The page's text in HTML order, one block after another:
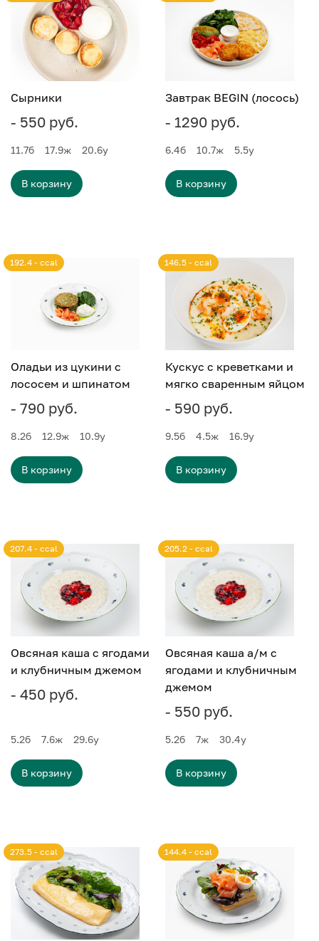
Сырники
- 550 руб.
11.7б 17.9ж 20.6у
В корзину
Завтрак BEGIN (лосось)
- 1290 руб.
6.4б 10.7ж 5.5у
В корзину
Оладьи из цукини с
лососем и шпинатом
- 790 руб.
192.4 - ccal
8.2б 12.9ж 10.9у
В корзину
Кускус с креветками и
мягко сваренным яйцом
- 590 руб.
146.5 - ccal
9.5б 4.5ж 16.9у
В корзину
Овсяная каша с ягодами
и клубничным джемом
- 450 руб.
207.4 - ccal
5.2б 7.6ж 29.6у
В корзину
Овсяная каша а/м с
ягодами и клубничным
джемом
- 550 руб.
205.2 - ccal
5.2б 7ж 30.4у
В корзину
273.5 - ccal 144.4 - ccal